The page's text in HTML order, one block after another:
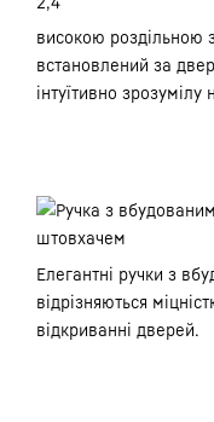
високою роздільною
встановлений за
інтуїтивно
Елегантні ручки з
відрізняються
відкриванні дверей.